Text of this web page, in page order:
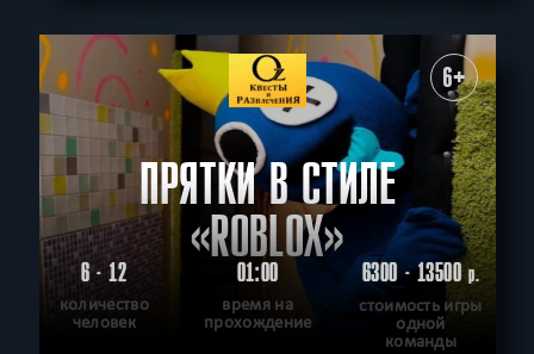
6+
ПРЯТКИ В СТИЛЕ
«ROBLOX»
6 - 12
количество
человек
01:00
время на
прохождение
6300 - 13500р.
стоимость игры
одной
команды